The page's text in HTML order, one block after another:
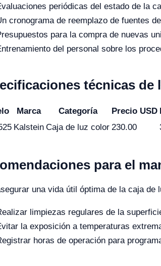
periódicas del estado de la
cronograma de reemplazo de fuentes
para la compra de nuevas
del personal sobre los
técnicas de
Marca Categoría Precio USD
Kalstein Caja de luz color 230.00
para el
una vida útil óptima de la caja de
limpiezas regulares de la
la exposición a temperaturas
horas de operación para